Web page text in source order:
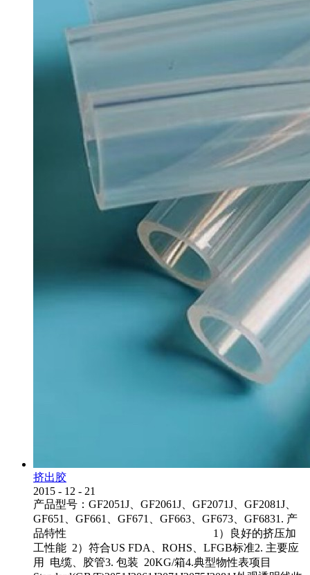
挤出胶
2015 - 12 - 21
产品型号：GF2051J、GF2061J、GF2071J、GF2081J、
GF651、GF661、GF671、GF663、GF673、GF6831. 产
品特性 1）良好的挤压加
工性能 2）符合US FDA、ROHS、LFGB标准2. 主要应
用 电缆、胶管3. 包装 20KG/箱4.典型物性表项目